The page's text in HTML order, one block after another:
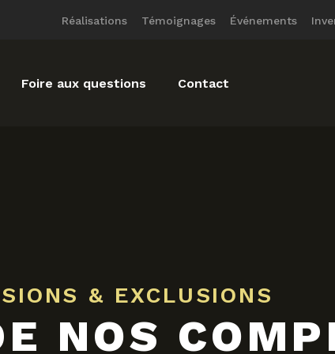
Réalisations Témoignages Événements
Foire aux questions Contact
& EXCLUSIONS
NOS